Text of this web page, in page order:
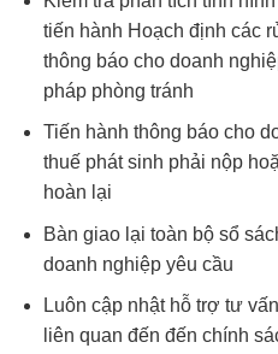
tiến hành Hoạch định các
thông báo cho doanh
pháp phòng tránh
Tiến hành thông báo cho
thuế phát sinh phải nộp
hoàn lại
Bàn giao lại toàn bộ sổ
doanh nghiệp yêu cầu
Luôn cập nhật hỗ trợ tư
liên quan đến đến chính